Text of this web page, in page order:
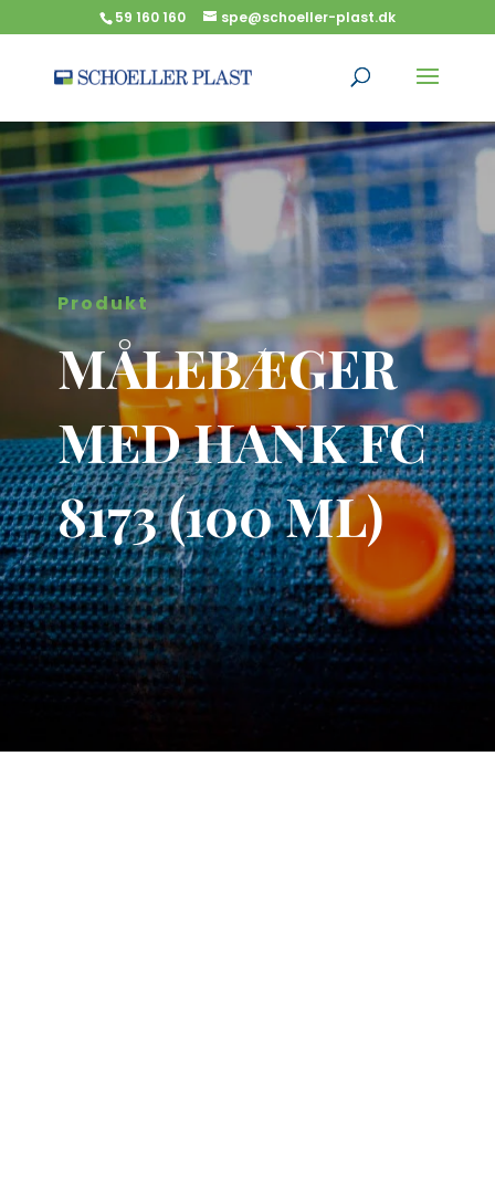
59 160 160 spe@schoeller-plast.dk
Produkt
MÅLEBÆGER
MED HANK FC
8173 (100 ML)